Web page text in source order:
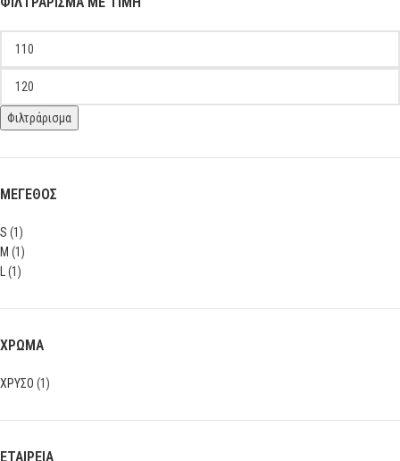
Φιλτράρισμα
ΜΕΓΕΘΟΣ
S (1)
M (1)
(1)
ΧΡΩΜΑ
ΧΡΥΣΟ (1)
ΕΤΑΙΡΕΙΑ